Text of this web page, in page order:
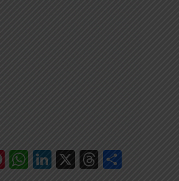
Pinterest
WhatsApp
LinkedIn
X Threads